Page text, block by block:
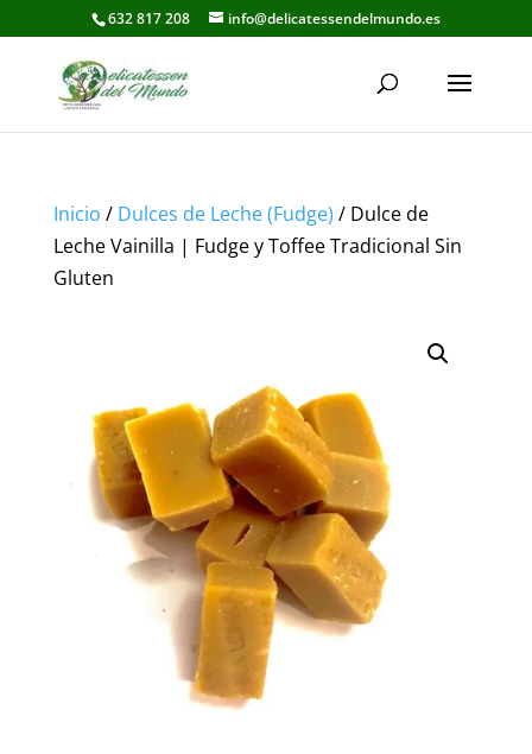
632 817 208 info@delicatessendelmundo.es
Inicio / Dulces de Leche (Fudge) / Dulce de
Leche Vainilla | Fudge y Toffee Tradicional Sin
Gluten